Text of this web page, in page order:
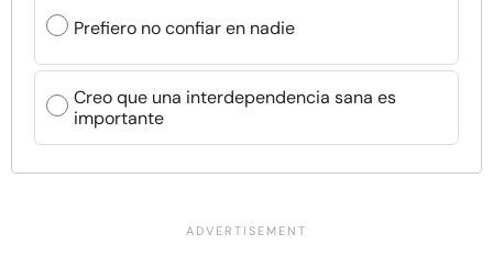
Prefiero no confiar en nadie
Creo que una interdependencia sana es
importante